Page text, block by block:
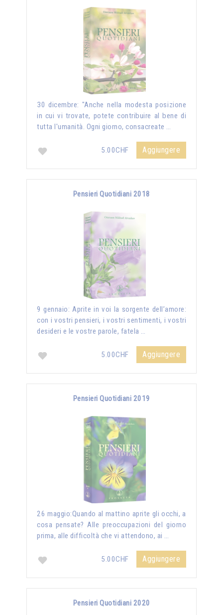
30 dicembre: "Anche nella modesta posizione
in cui vi trovate, potete contribuire al bene di
tutta l'umanità. Ogni giorno, consacreate …
5.00CHF Aggiungere
Pensieri Quotidiani 2018
9 gennaio: Aprite in voi la sorgente dell’amore:
con i vostri pensieri, i vostri sentimenti, i vostri
desideri e le vostre parole, fatela …
5.00CHF Aggiungere
Pensieri Quotidiani 2019
26 maggio:Quando al mattino aprite gli occhi, a
cosa pensate? Alle preoccupazioni del giorno
prima, alle difficoltà che vi attendono, ai …
5.00CHF Aggiungere
Pensieri Quotidiani 2020